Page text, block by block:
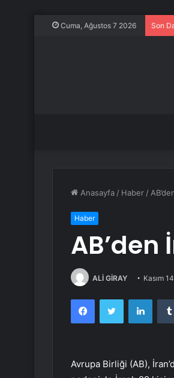
Cuma, Ağustos 7 2026 Son
Anasayfa / Haber /
Haber
AB’den
ALİ GİRAY Kasım
FacebookTwitter
Avrupa Birliği (AB),